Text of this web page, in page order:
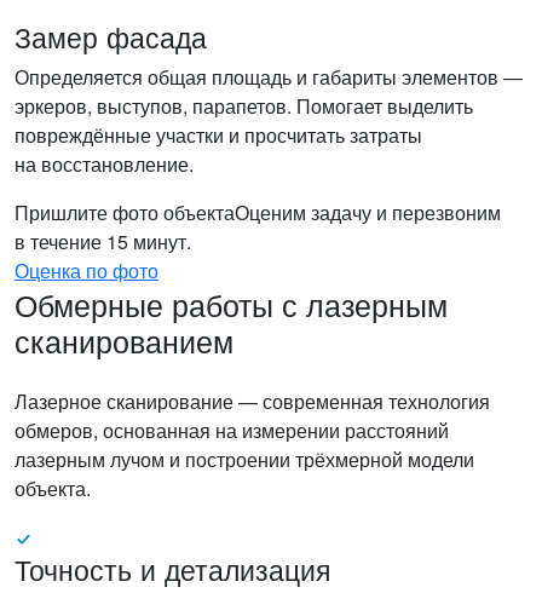
Замер фасада
Определяется общая площадь и габариты элементов —
эркеров, выступов, парапетов. Помогает выделить
повреждённые участки и просчитать затраты
на восстановление.
Пришлите фото объектаОценим задачу и перезвоним
в течение 15 минут.
Оценка по фото
Обмерные работы с лазерным
сканированием
Лазерное сканирование — современная технология
обмеров, основанная на измерении расстояний
лазерным лучом и построении трёхмерной модели
объекта.
Точность и детализация